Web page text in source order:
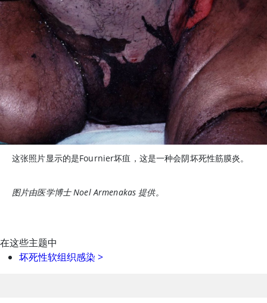
这张照片显示的是Fournier坏疽，这是一种会阴坏死性筋膜炎。
图片由医学博士 Noel Armenakas 提供。
在这些主题中
坏死性软组织感染 >